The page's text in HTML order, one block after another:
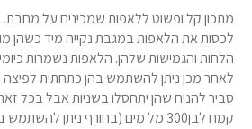
מתכון קל ופשוט ללאפות שמכינים על
לכסות את הלאפות במגבת נקייה מיד כשהן
הלחות והגמישות שלהן. הלאפות נשמרות
לאחר מכן ניתן להשתמש בהן כתחתית לפיצה
קמח לבן300 מל מים (בחורף ניתן להשתמש במים…